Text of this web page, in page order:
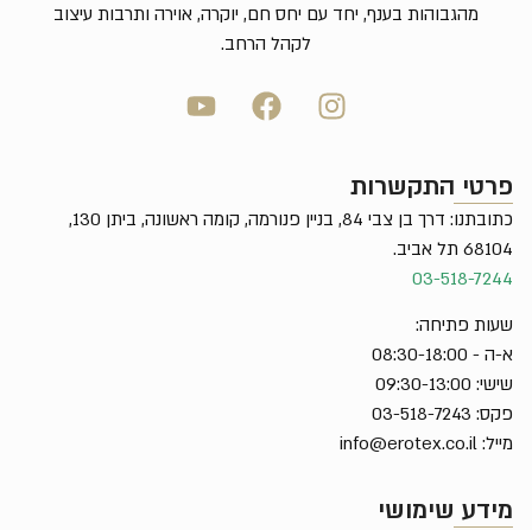
מידע שימושי
פרטי התקשרות
כתובתנו: דרך בן צבי 84, בניין פנורמה, קומה ראשונה, ביתן 130,
68104 תל אביב.
03-518-7244
שעות פתיחה:
א-ה - 08:30-18:00
שישי: 09:30-13:00
פקס: 03-518-7243
מייל: info@erotex.co.il
מהגבוהות בענף, יחד עם יחס חם, יוקרה, אוירה ותרבות עיצוב
לקהל הרחב.